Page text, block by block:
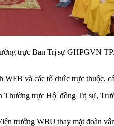
trực Ban Trị sự GHPGVN
WFB và các tổ chức trực thuộc,
Thường trực Hội đồng Trị sự,
trưởng WBU thay mặt đoàn